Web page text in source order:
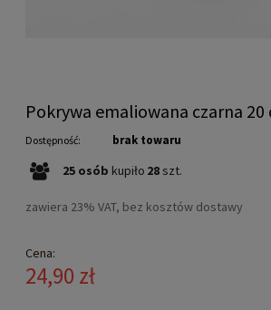
Pokrywa emaliowana czarna 20
Dostępność: brak towaru
25 osób kupiło 28 szt.
zawiera 23% VAT, bez kosztów dostawy
Cena:
24,90 zł